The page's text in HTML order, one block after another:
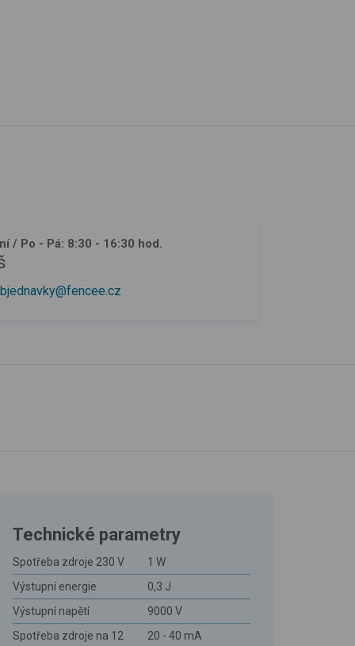
/ Po - Pá: 8:30 - 16:30 hod.
Technické parametry
Spotřeba zdroje 230 V
1 W
Výstupní energie
0,3 J
Výstupní napětí
9000 V
Spotřeba zdroje na 12
20 - 40 mA